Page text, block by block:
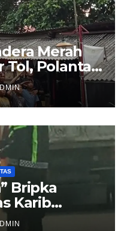
Merah
Tol, Polantas
Miskin
Bripka
Karib
untuk